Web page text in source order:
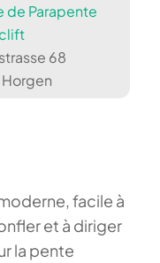
de Parapente
68
facile à
et à diriger
la pente